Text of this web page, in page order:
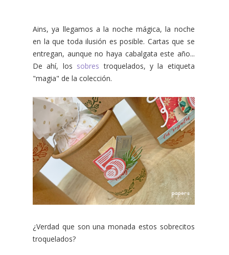
Ains, ya llegamos a la noche mágica, la noche
en la que toda ilusión es posible. Cartas que se
entregan, aunque no haya cabalgata este año...
De ahí, los sobres troquelados, y la etiqueta
"magia" de la colección.
¿Verdad que son una monada estos sobrecitos
troquelados?